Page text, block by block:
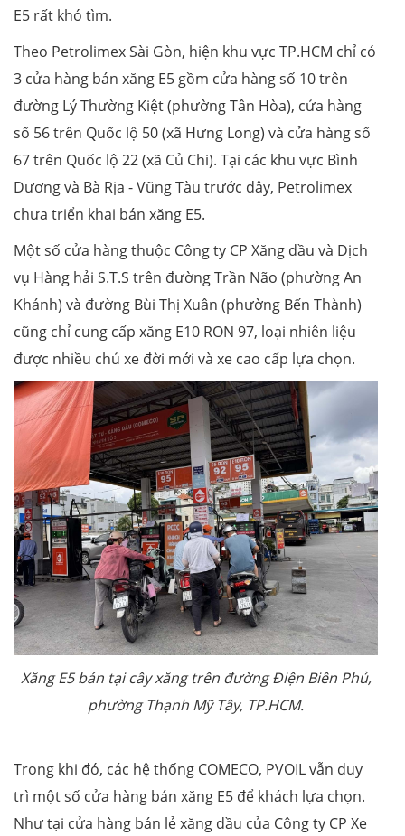
E5 rất khó tìm.
Theo Petrolimex Sài Gòn, hiện khu vực TP.HCM chỉ có
3 cửa hàng bán xăng E5 gồm cửa hàng số 10 trên
đường Lý Thường Kiệt (phường Tân Hòa), cửa hàng
số 56 trên Quốc lộ 50 (xã Hưng Long) và cửa hàng số
67 trên Quốc lộ 22 (xã Củ Chi). Tại các khu vực Bình
Dương và Bà Rịa - Vũng Tàu trước đây, Petrolimex
chưa triển khai bán xăng E5.
Một số cửa hàng thuộc Công ty CP Xăng dầu và Dịch
vụ Hàng hải S.T.S trên đường Trần Não (phường An
Khánh) và đường Bùi Thị Xuân (phường Bến Thành)
cũng chỉ cung cấp xăng E10 RON 97, loại nhiên liệu
được nhiều chủ xe đời mới và xe cao cấp lựa chọn.
Xăng E5 bán tại cây xăng trên đường Điện Biên Phủ,
phường Thạnh Mỹ Tây, TP.HCM.
Trong khi đó, các hệ thống COMECO, PVOIL vẫn duy
trì một số cửa hàng bán xăng E5 để khách lựa chọn.
Như tại cửa hàng bán lẻ xăng dầu của Công ty CP Xe